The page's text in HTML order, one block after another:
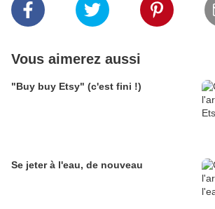
Vous aimerez aussi
"Buy buy Etsy" (c'est fini !)
Se jeter à l'eau, de nouveau